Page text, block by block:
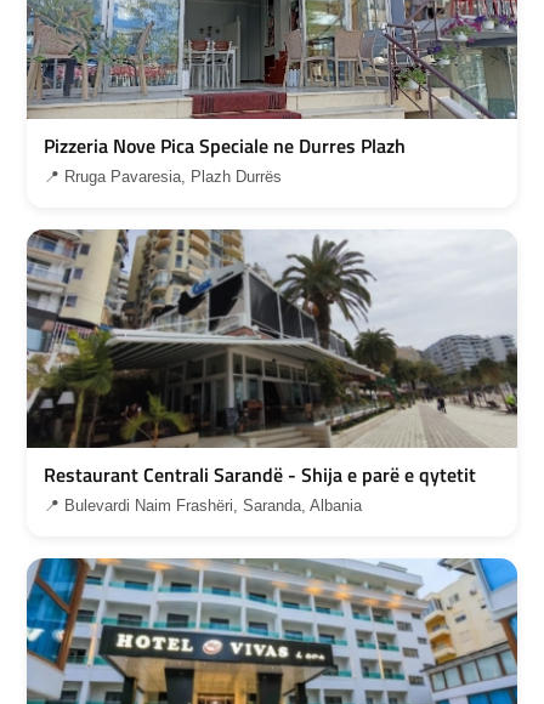
Pizzeria Nove Pica Speciale ne Durres Plazh
📍 Rruga Pavaresia, Plazh Durrës
Restaurant Centrali Sarandë - Shija e parë e qytetit
📍 Bulevardi Naim Frashëri, Saranda, Albania